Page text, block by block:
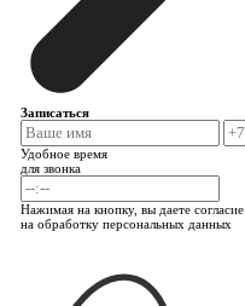
Записаться
Удобное время
для звонка
Нажимая на кнопку, вы даете согласие
на обработку персональных данных